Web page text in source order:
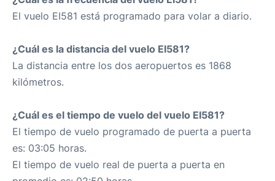
El vuelo EI581 está programado para volar a diario.
¿Cuál es la distancia del vuelo EI581?
La distancia entre los dos aeropuertos es 1868
kilómetros.
¿Cuál es el tiempo de vuelo del vuelo EI581?
El tiempo de vuelo programado de puerta a puerta
es: 03:05 horas.
El tiempo de vuelo real de puerta a puerta en